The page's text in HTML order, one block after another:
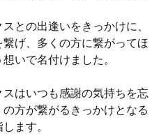
との出逢いをきっかけに、
繋げ、多くの方に繋がってほ
いで名付けました。
スはいつも感謝の気持ちを忘
の方が繋がるきっかけとなる
ます。